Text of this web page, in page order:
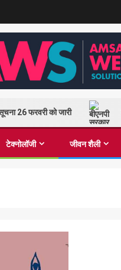
26 फरवरी को जारी
टेक्नोलॉजी जीवन शैली